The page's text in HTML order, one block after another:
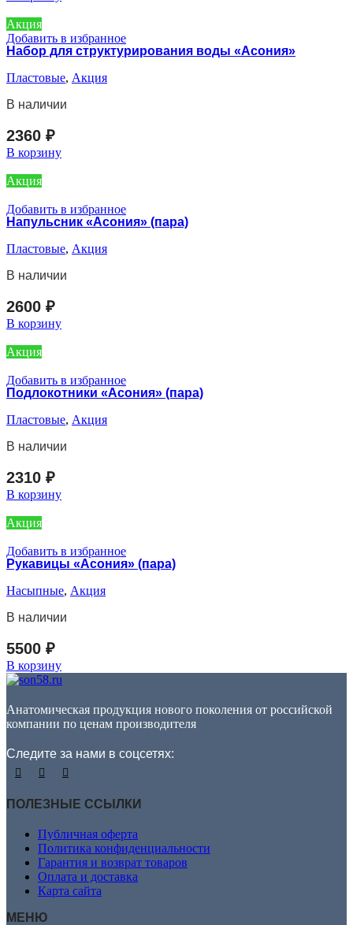
Акция
Добавить в избранное
Набор для структурирования воды «Асония»
Пластовые, Акция
В наличии
2360 ₽
В корзину
Акция
Добавить в избранное
Напульсник «Асония» (пара)
Пластовые, Акция
В наличии
2600 ₽
В корзину
Акция
Добавить в избранное
Подлокотники «Асония» (пара)
Пластовые, Акция
В наличии
2310 ₽
В корзину
Акция
Добавить в избранное
Рукавицы «Асония» (пара)
Насыпные, Акция
В наличии
5500 ₽
В корзину
Анатомическая продукция нового поколения от российской
компании по ценам производителя
Следите за нами в соцсетях:
ПОЛЕЗНЫЕ ССЫЛКИ
Публичная оферта
Политика конфиденциальности
Гарантия и возврат товаров
Оплата и доставка
Карта сайта
МЕНЮ